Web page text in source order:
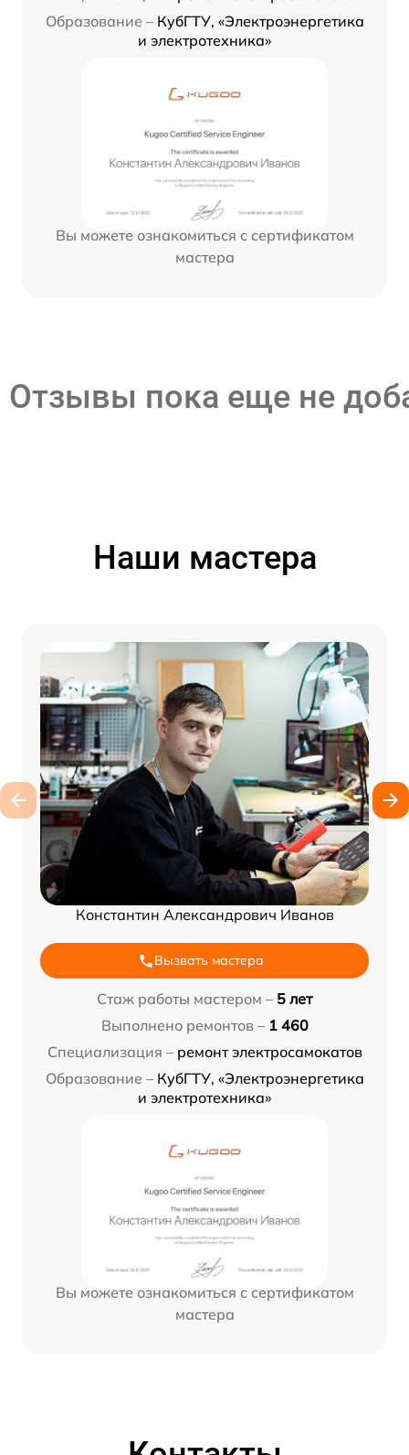
Образование – КубГТУ, «Электроэнергетика
и электротехника»
Вы можете ознакомиться с сертификатом
мастера
Отзывы пока еще не
Наши мастера
Константин Александрович Иванов
Вызвать мастера
Стаж работы мастером – 5 лет
Выполнено ремонтов – 1 460
Специализация – ремонт электросамокатов
Образование – КубГТУ, «Электроэнергетика
и электротехника»
Вы можете ознакомиться с сертификатом
мастера